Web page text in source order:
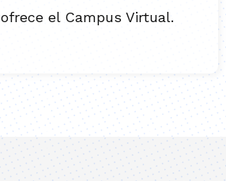
ofrece el Campus Virtual.